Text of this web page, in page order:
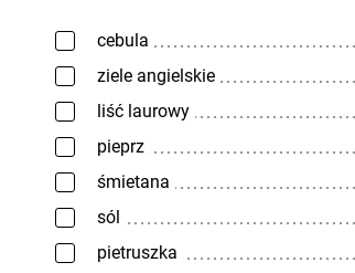
cebula
ziele angielskie
liść laurowy
pieprz
śmietana
sól
pietruszka